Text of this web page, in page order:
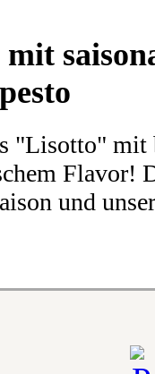
"Lisotto" mit
Flavor!
und